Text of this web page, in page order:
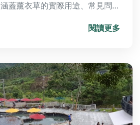
蓋薰衣草的實際用途、常見問題
閱讀更多